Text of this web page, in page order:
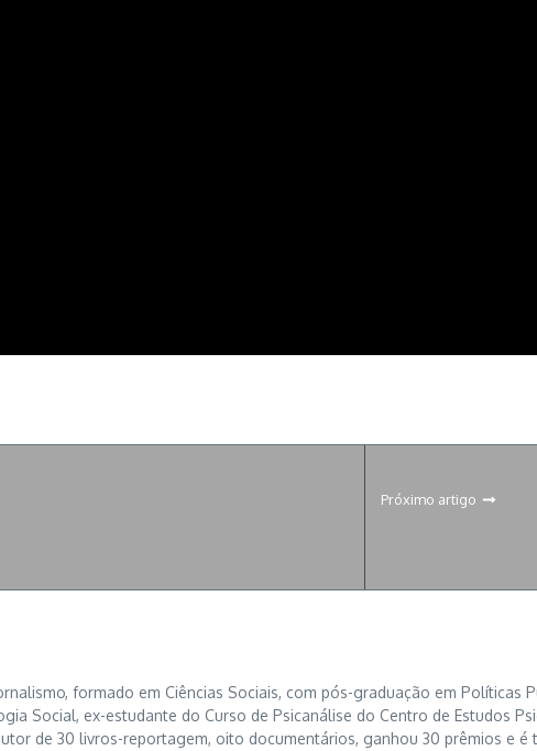
Próximo artigo
formado em Ciências Sociais, com pós-graduação em Políticas
Social, ex-estudante do Curso de Psicanálise do Centro de Estudos
de 30 livros-reportagem, oito documentários, ganhou 30 prêmios e